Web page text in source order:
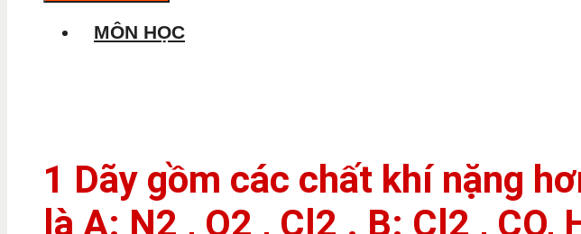
MÔN HỌC
1 Dãy gồm các chất khí nặng
là A: N2 , O2 , Cl2 . B: Cl2 , CO,